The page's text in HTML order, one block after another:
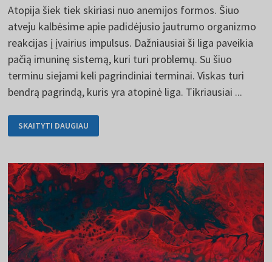
Atopija šiek tiek skiriasi nuo anemijos formos. Šiuo
atveju kalbėsime apie padidėjusio jautrumo organizmo
reakcijas į įvairius impulsus. Dažniausiai ši liga paveikia
pačią imuninę sistemą, kuri turi problemų. Su šiuo
terminu siejami keli pagrindiniai terminai. Viskas turi
bendrą pagrindą, kuris yra atopinė liga. Tikriausiai ...
IR
VISKAS,
ŽINOTI
SKAITYTI DAUGIAU